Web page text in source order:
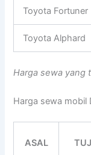
Toyota Fortuner
Toyota Alphard
Harga sewa yang
Harga sewa mobil
ASAL